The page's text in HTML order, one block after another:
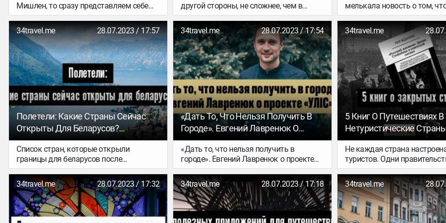
Мишлен, то сразу представляем себе
высокое качество кулинарных
шедевров, изысканные блюда, просто
невероятно приветливый персонал — и
всё это в одном заведении.
другой стороны, не сложнее, чем в
Британию или США. Правильный пакет
документов, гарантия финансовой
состоятельности и немного терпения –
и ты уже на пути в страну мечты.
Составили подробный мануал, в
котором есть вся нужная информация
от и до. Бери и делай!
мелькала новость о том,
Зеландию могут
переименовать в Аотеароа.
эта появилась не вчера, но
стало интересно
насколько реален скорый
Новой Зеландии, а заодно
другие страны, которые
уже прошли.
34travel.me 28.07.2023 / 17:57
Полетели: Какие Страны Сейчас
Открыты Для Беларусов?
(обновлено)
Список стран, которые открыли
границы для беларусов после
пандемии, продолжает расширяться.
Обновили его для тех, кто еще не
потерял надежду на заграничный
отдых. Уже сейчас для путешествий
доступны почти четыре десятка
локаций в Европе, Азии, Америке и
34travel.me 28.07.2023 / 17:54
«Дать То, Что Нельзя Получить В
Городе». Евгений Лавренюк О
Проекте «УЛIС»
«Дать то, что нельзя получить в
городе». Евгений Лавренюк о проекте
«УЛIС»
34travel.me
5 Книг О Путешествиях В
Нетуристические
Не каждая страна
туристов. Одни
закрывают границы, чтобы
собственные граждане
об успехах
другие не заинтересованы
чужеземцы бередили
взглядами сердца местных;
34travel.me 28.07.2023 / 17:32 34travel.me 28.07.2023 / 17:18 34travel.me